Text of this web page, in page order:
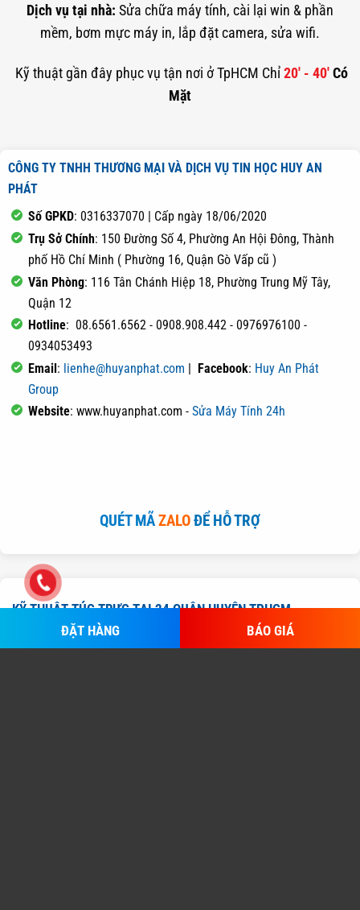
ĐẶT HÀNG BÁO GIÁ
Dịch vụ tại nhà: Sửa chữa máy tính, cài lại win & phần
mềm, bơm mực máy in, lắp đặt camera, sửa wifi.
Kỹ thuật gần đây phục vụ tận nơi ở TpHCM Chỉ 20' - 40' Có
Mặt
CÔNG TY TNHH THƯƠNG MẠI VÀ DỊCH VỤ TIN HỌC HUY AN
PHÁT
Số GPKD: 0316337070 | Cấp ngày 18/06/2020
Trụ Sở Chính: 150 Đường Số 4, Phường An Hội Đông, Thành
phố Hồ Chí Minh ( Phường 16, Quận Gò Vấp cũ )
Văn Phòng: 116 Tân Chánh Hiệp 18, Phường Trung Mỹ Tây,
Quận 12
Hotline: 08.6561.6562 - 0908.908.442 - 0976976100 -
0934053493
Email: lienhe@huyanphat.com | Facebook: Huy An Phát
Group
Website: www.huyanphat.com - Sửa Máy Tính 24h
QUÉT MÃZALOĐỂ HỖ TRỢ
KỸ THUẬT TÚC TRỰC TẠI 24 QUẬN HUYỆN TPHCM